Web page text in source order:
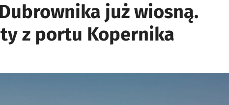
już wiosną.
z portu Kopernika